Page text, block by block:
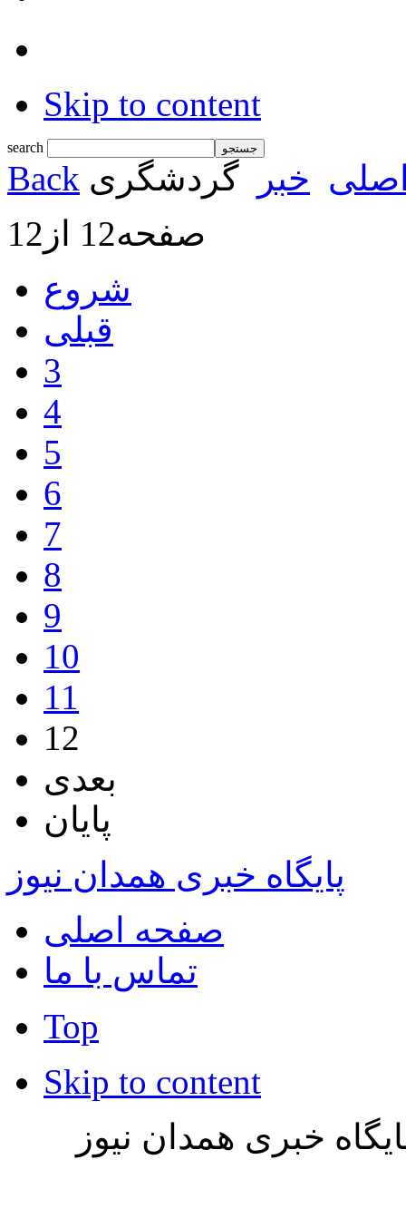
Skip to content
search
Back خبر
گردشگری
صفحه12 از12
شروع
قبلی
3
4
5
6
7
8
9
10
11
12
بعدی
پایان
پایگاه خبری همدان نیوز
صفحه اصلی
تماس با ما
Top
Skip to content
خبری همدان نیوز